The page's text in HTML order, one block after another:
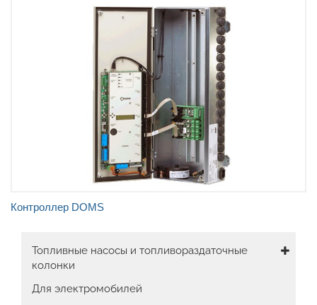
Контроллер DOMS
Высокая степень надежности
Исключительная адаптированность
Простота обслуживания
Main
navigation
Топливные насосы и топливораздаточные
колонки
Для электромобилей